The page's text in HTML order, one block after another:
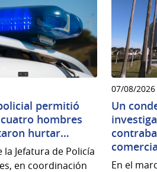
permitió
hombres
hurtar…
la Jefatura de Policía
en coordinación
07/08/2026
Un
En el